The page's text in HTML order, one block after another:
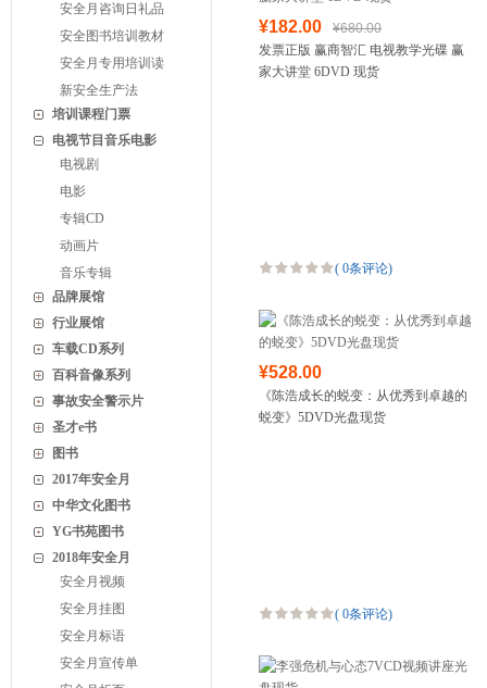
安全月咨询日礼品
安全图书培训教材
安全月专用培训读
新安全生产法
培训课程门票
电视节目音乐电影
电视剧
电影
专辑CD
动画片
音乐专辑
品牌展馆
行业展馆
车载CD系列
百科音像系列
事故安全警示片
圣才e书
图书
2017年安全月
中华文化图书
YG书苑图书
2018年安全月
安全月视频
安全月挂图
安全月标语
安全月宣传单
¥182.00
¥680.00
发票正版 赢商智汇 电视教学光碟 赢
家大讲堂 6DVD 现货
( 0条评论)
¥528.00
《陈浩成长的蜕变：从优秀到卓越的
蜕变》5DVD光盘现货
( 0条评论)